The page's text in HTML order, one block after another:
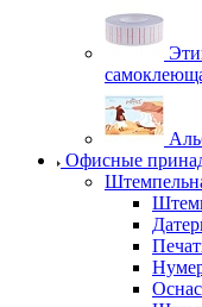
Офисные